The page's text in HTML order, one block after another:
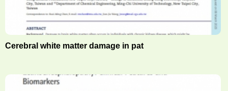
Cerebral white matter damage in pat